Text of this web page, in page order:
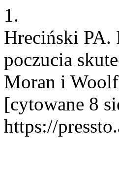
1.
Hreciński PA.
poczucia
Moran i
[cytowane 8
https://